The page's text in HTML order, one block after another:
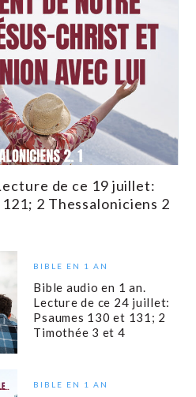
de ce 19 juillet:
2 Thessaloniciens 2
BIBLE EN 1 AN
Bible audio en 1 an.
Lecture de ce 24 juillet:
Psaumes 130 et 131; 2
Timothée 3 et 4
BIBLE EN 1 AN